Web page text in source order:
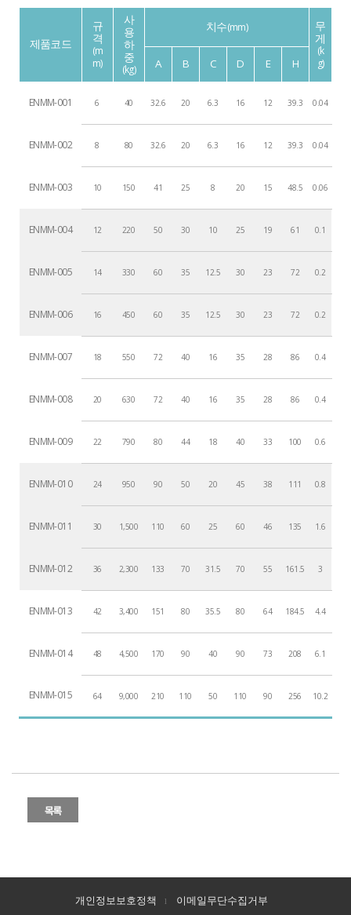
제품코드
규
격
(m
m)
사
용
하
중
(kg)
치수(mm)
무
게
(k
g)
A B C D E H
ENMM-001 6 40 32.6 20 6.3 16 12 39.3 0.04
ENMM-002 8 80 32.6 20 6.3 16 12 39.3 0.04
ENMM-003 10 150 41 25 8 20 15 48.5 0.06
ENMM-004 12 220 50 30 10 25 19 61 0.1
ENMM-005 14 330 60 35 12.5 30 23 72 0.2
ENMM-006 16 450 60 35 12.5 30 23 72 0.2
ENMM-007 18 550 72 40 16 35 28 86 0.4
ENMM-008 20 630 72 40 16 35 28 86 0.4
ENMM-009 22 790 80 44 18 40 33 100 0.6
ENMM-010 24 950 90 50 20 45 38 111 0.8
ENMM-011 30 1,500 110 60 25 60 46 135 1.6
ENMM-012 36 2,300 133 70 31.5 70 55 161.5 3
ENMM-013 42 3,400 151 80 35.5 80 64 184.5 4.4
ENMM-014 48 4,500 170 90 40 90 73 208 6.1
ENMM-015 64 9,000 210 110 50 110 90 256 10.2
개인정보보호정책 l 이메일무단수집거부